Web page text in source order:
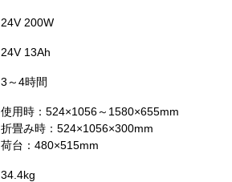
24V 200W
24V 13Ah
3～4時間
使用時：524×1056～1580×655mm
折畳み時：524×1056×300mm
荷台：480×515mm
34.4kg